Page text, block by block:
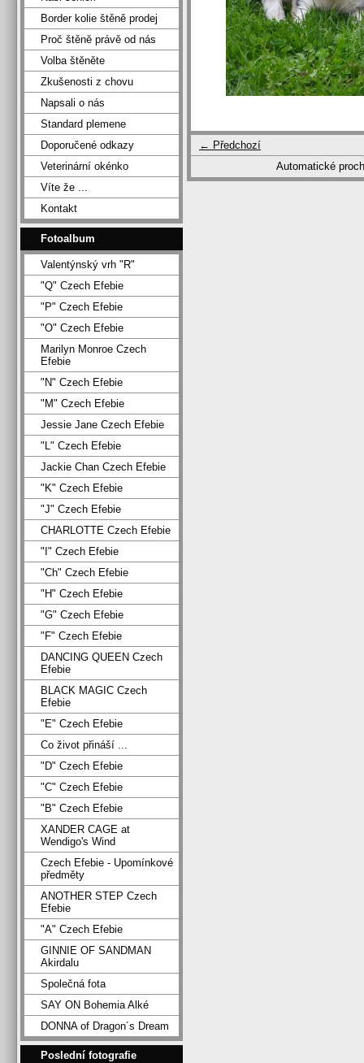
← Předchozí
Automatické
Border kolie štěně prodej
Proč štěně právě od nás
Volba štěněte
Zkušenosti z chovu
Napsali o nás
Standard plemene
Doporučené odkazy
Veterinární okénko
Víte že ...
Kontakt
Fotoalbum
Valentýnský vrh "R"
"Q" Czech Efebie
"P" Czech Efebie
"O" Czech Efebie
Marilyn Monroe Czech
Efebie
"N" Czech Efebie
"M" Czech Efebie
Jessie Jane Czech Efebie
"L" Czech Efebie
Jackie Chan Czech Efebie
"K" Czech Efebie
"J" Czech Efebie
CHARLOTTE Czech Efebie
"I" Czech Efebie
"Ch" Czech Efebie
"H" Czech Efebie
"G" Czech Efebie
"F" Czech Efebie
DANCING QUEEN Czech
Efebie
BLACK MAGIC Czech
Efebie
"E" Czech Efebie
Co život přináší ...
"D" Czech Efebie
"C" Czech Efebie
"B" Czech Efebie
XANDER CAGE at
Wendigo's Wind
Czech Efebie - Upomínkové
předměty
ANOTHER STEP Czech
Efebie
"A" Czech Efebie
GINNIE OF SANDMAN
Akirdalu
Společná fota
SAY ON Bohemia Alké
DONNA of Dragon´s Dream
Poslední fotografie